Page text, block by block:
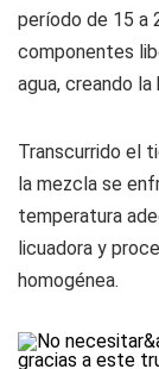
período de 15 a
componentes
agua, creando
Transcurrido el
la mezcla se
temperatura
licuadora y
homogénea.